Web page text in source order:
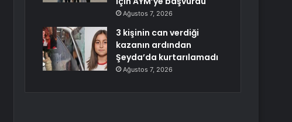
Ağustos 7, 2026
3 kişinin can verdiği
kazanın ardından
Şeyda’da kurtarılamadı
Ağustos 7, 2026